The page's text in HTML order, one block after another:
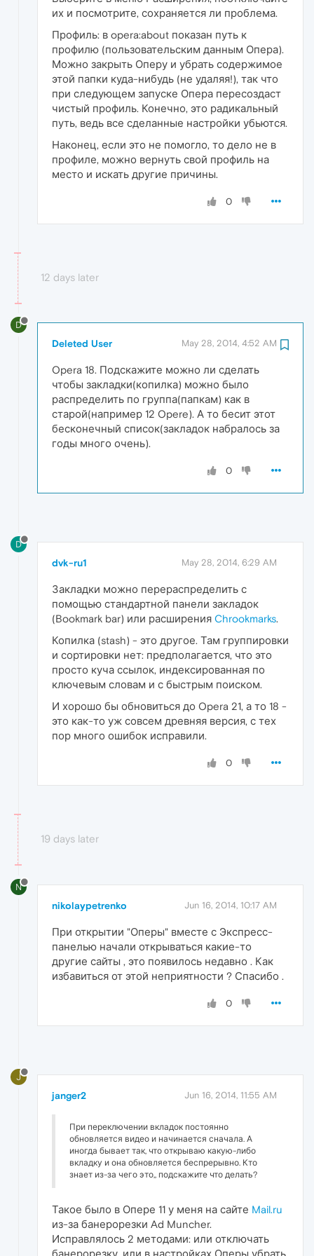
их и посмотрите, сохраняется ли проблема.
Профиль: в opera:about показан путь к
профилю (пользовательским данным Опера).
Можно закрыть Оперу и убрать содержимое
этой папки куда-нибудь (не удаляя!), так что
при следующем запуске Опера пересоздаст
чистый профиль. Конечно, это радикальный
путь, ведь все сделанные настройки убьются.
Наконец, если это не помогло, то дело не в
профиле, можно вернуть свой профиль на
место и искать другие причины.
0
12 days later
D
Deleted User May 28, 2014, 4:52 AM
Opera 18. Подскажите можно ли сделать
чтобы закладки(копилка) можно было
распределить по группа(папкам) как в
старой(например 12 Opere). А то бесит этот
бесконечный список(закладок набралось за
годы много очень).
0
D
dvk-ru1 May 28, 2014, 6:29 AM
Закладки можно перераспределить с
помощью стандартной панели закладок
(Bookmark bar) или расширения Chrookmarks.
Копилка (stash) - это другое. Там группировки
и сортировки нет: предполагается, что это
просто куча ссылок, индексированная по
ключевым словам и с быстрым поиском.
И хорошо бы обновиться до Opera 21, а то 18 -
это как-то уж совсем древняя версия, с тех
пор много ошибок исправили.
0
19 days later
N
nikolaypetrenko Jun 16, 2014, 10:17 AM
При открытии "Оперы" вместе с Экспресс-
панелью начали открываться какие-то
другие сайты , это появилось недавно . Как
избавиться от этой неприятности ? Спасибо .
0
J
janger2 Jun 16, 2014, 11:55 AM
При переключении вкладок постоянно
обновляется видео и начинается сначала. А
иногда бывает так, что открываю какую-либо
вкладку и она обновляется беспрерывно. Кто
знает из-за чего это,, подскажите что делать?
Такое было в Опере 11 у меня на сайте Mail.ru
из-за банерорезки Ad Muncher.
Исправлялось 2 методами: или отключать
банерорезку, или в настройках Оперы убрать